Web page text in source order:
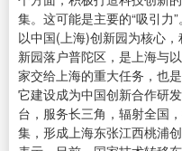
集。这可能是主要的“吸引力”。
以中国(上海)创新园为核心
新园落户普陀区，是上海与
家交给上海的重大任务，也
它建设成为中国创新合作研
台，服务长三角，辐射全国
集，形成上海东张江西桃浦